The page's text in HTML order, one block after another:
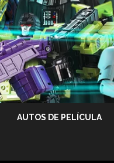
AUTOS DE PELÍCULA